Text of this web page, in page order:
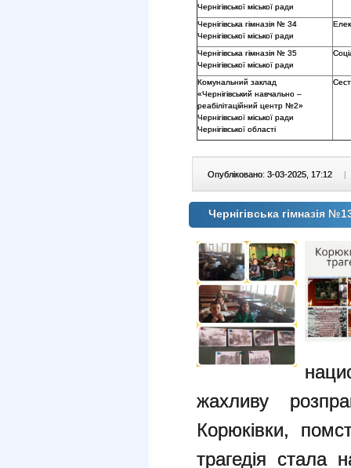
Чернігівської міської ради
Чернігівська гімназія № 34
Чернігівської міської ради
Чернігівська гімназія № 35
Чернігівської міської ради
Комунальний заклад
«Чернігівський навчально –
реабілітаційний центр №2»
Чернігівської міської ради
Чернігівської області
Опубліковано: 3-03-2025, 17:12 |
Чернігівська гімназія
жахливу
Корюківки,
трагедія стала